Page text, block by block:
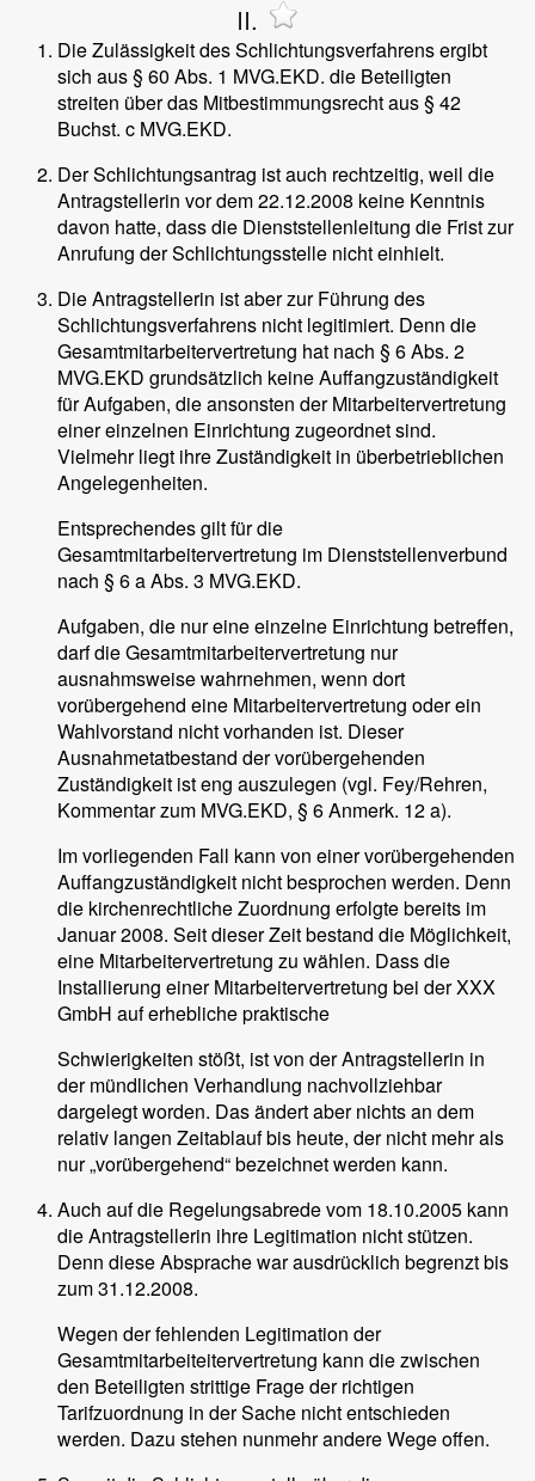
II.
Die Zulässigkeit des Schlichtungsverfahrens ergibt
sich aus § 60 Abs. 1 MVG.EKD. die Beteiligten
streiten über das Mitbestimmungsrecht aus § 42
Buchst. c MVG.EKD.
Der Schlichtungsantrag ist auch rechtzeitig, weil die
Antragstellerin vor dem 22.12.2008 keine Kenntnis
davon hatte, dass die Dienststellenleitung die Frist zur
Anrufung der Schlichtungsstelle nicht einhielt.
Die Antragstellerin ist aber zur Führung des
Schlichtungsverfahrens nicht legitimiert. Denn die
Gesamtmitarbeitervertretung hat nach § 6 Abs. 2
MVG.EKD grundsätzlich keine Auffangzuständigkeit
für Aufgaben, die ansonsten der Mitarbeitervertretung
einer einzelnen Einrichtung zugeordnet sind.
Vielmehr liegt ihre Zuständigkeit in überbetrieblichen
Angelegenheiten.
Entsprechendes gilt für die
Gesamtmitarbeitervertretung im Dienststellenverbund
nach § 6 a Abs. 3 MVG.EKD.
Aufgaben, die nur eine einzelne Einrichtung betreffen,
darf die Gesamtmitarbeitervertretung nur
ausnahmsweise wahrnehmen, wenn dort
vorübergehend eine Mitarbeitervertretung oder ein
Wahlvorstand nicht vorhanden ist. Dieser
Ausnahmetatbestand der vorübergehenden
Zuständigkeit ist eng auszulegen (vgl. Fey/Rehren,
Kommentar zum MVG.EKD, § 6 Anmerk. 12 a).
Im vorliegenden Fall kann von einer vorübergehenden
Auffangzuständigkeit nicht besprochen werden. Denn
die kirchenrechtliche Zuordnung erfolgte bereits im
Januar 2008. Seit dieser Zeit bestand die Möglichkeit,
eine Mitarbeitervertretung zu wählen. Dass die
Installierung einer Mitarbeitervertretung bei der XXX
GmbH auf erhebliche praktische
Schwierigkeiten stößt, ist von der Antragstellerin in
der mündlichen Verhandlung nachvollziehbar
dargelegt worden. Das ändert aber nichts an dem
relativ langen Zeitablauf bis heute, der nicht mehr als
nur „vorübergehend“ bezeichnet werden kann.
Auch auf die Regelungsabrede vom 18.10.2005 kann
die Antragstellerin ihre Legitimation nicht stützen.
Denn diese Absprache war ausdrücklich begrenzt bis
zum 31.12.2008.
Wegen der fehlenden Legitimation der
Gesamtmitarbeiteitervertretung kann die zwischen
den Beteiligten strittige Frage der richtigen
Tarifzuordnung in der Sache nicht entschieden
werden. Dazu stehen nunmehr andere Wege offen.